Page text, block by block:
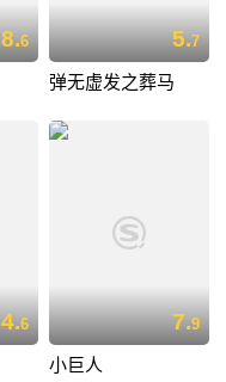
8.6 5.7
弹无虚发之葬马
4.6 7.9
小巨人